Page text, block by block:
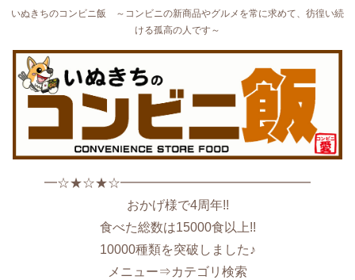
いぬきちのコンビニ飯 ～コンビニの新商品やグルメを常に求めて、彷徨い続
ける孤高の人です～
━☆★☆★☆━━━━━━━━━━━━━━━
おかげ様で4周年!!
食べた総数は15000食以上!!
10000種類を突破しました♪
メニュー⇒カテゴリ検索